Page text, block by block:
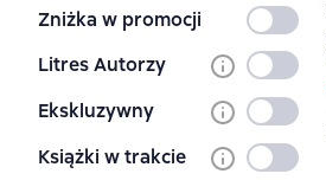
Zniżka w promocji
Nie
wybrany
Litres Autorzy
Nie
wybrany
Ekskluzywny
Nie
wybrany
Książki w trakcie
Nie